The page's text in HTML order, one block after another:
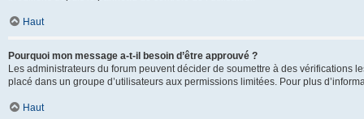
Haut
Pourquoi mon message a-t-il besoin d’être approuvé ?
Les administrateurs du forum peuvent décider de soumettre à des vérifications
placé dans un groupe d’utilisateurs aux permissions limitées. Pour plus
Haut